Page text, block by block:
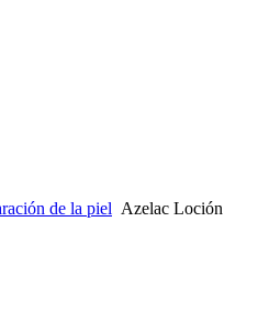
de la piel Azelac Loción